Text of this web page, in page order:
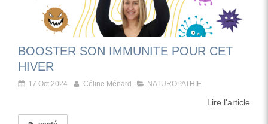
BOOSTER SON IMMUNITE POUR CET
HIVER
17 Oct 2024 Céline Ménard NATUROPATHIE
Lire l'article